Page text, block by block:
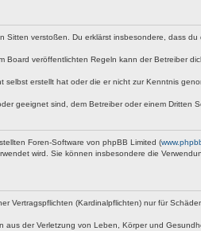
verstoßen. Du erklärst insbesondere, dass
veröffentlichten Regeln kann der Betreiber
erstellt hat oder die er nicht zur Kenntnis
geeignet sind, dem Betreiber oder einem Dritten
Foren-Software von phpBB Limited (
wird. Sie können insbesondere die
(Kardinalpflichten) nur für
der Verletzung von Leben, Körper und